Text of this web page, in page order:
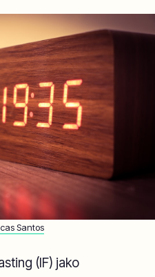
Santos
(IF) jako